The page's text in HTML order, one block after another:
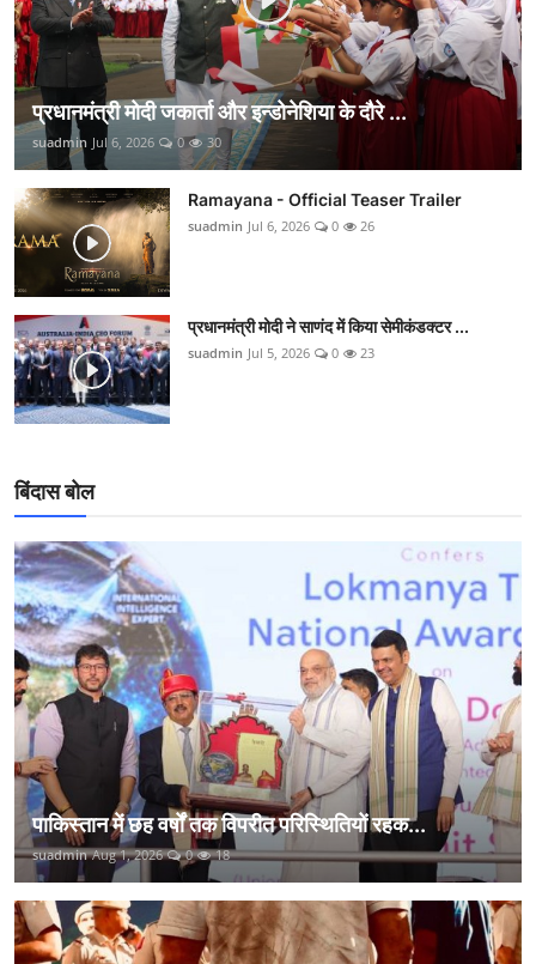
प्रधानमंत्री मोदी जकार्ता और इन्डोनेशिया के दौरे ...
suadmin Jul 6, 2026 0 30
Ramayana - Official Teaser Trailer
suadmin Jul 6, 2026 0 26
प्रधानमंत्री मोदी ने साणंद में किया सेमीकंडक्टर ...
suadmin Jul 5, 2026 0 23
बिंदास बोल
पाकिस्तान में छह वर्षों तक विपरीत परिस्थितियों रहक...
suadmin Aug 1, 2026 0 18